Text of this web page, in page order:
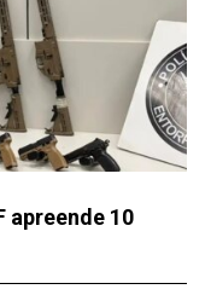
apreende 10